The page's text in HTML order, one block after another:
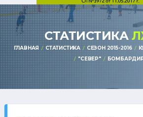
СТАТИСТИКА
ГЛАВНАЯ СТАТИСТИКА СЕЗОН 2015-2016
"СЕВЕР"